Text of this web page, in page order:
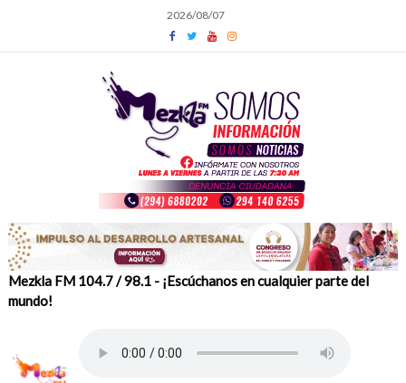
content
2026/08/07
Mezkla FM 104.7 / 98.1 - ¡Escúchanos en cualquier parte del
mundo!